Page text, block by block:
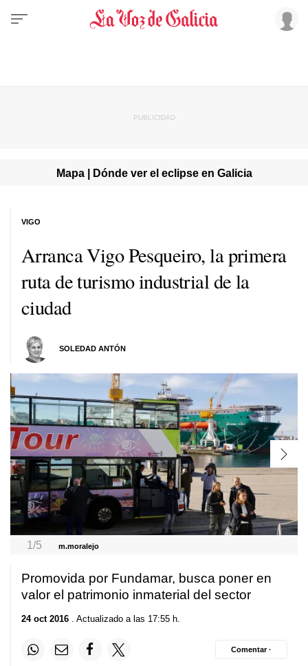
Mapa | Dónde ver el eclipse en Galicia
Arranca Vigo Pesqueiro, la primera
ruta de turismo industrial de la
ciudad
SOLEDAD ANTÓN
VIGO
1/5 m.moralejo
Promovida por Fundamar, busca poner en
valor el patrimonio inmaterial del sector
24 oct 2016 . Actualizado a las 17:55 h.
Comentar ·